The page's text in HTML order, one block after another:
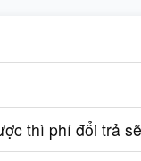
thì phí đổi trả